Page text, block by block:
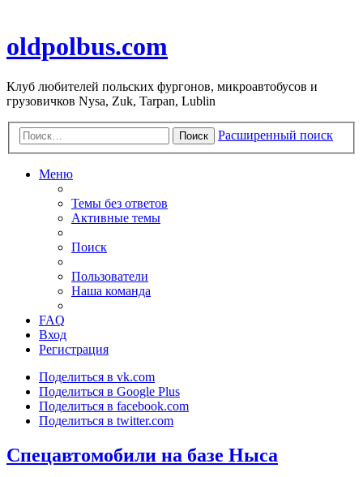
oldpolbus.com
Клуб любителей польских фургонов, микроавтобусов и
грузовичков Nysa, Zuk, Tarpan, Lublin
Поиск Расширенный поиск
Меню
Темы без ответов
Активные темы
Поиск
Пользователи
Наша команда
FAQ
Вход
Регистрация
Поделиться в vk.com
Поделиться в Google Plus
Поделиться в facebook.com
Поделиться в twitter.com
Спецавтомобили на базе Ныса